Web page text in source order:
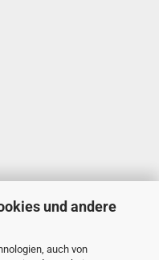
und andere
auch von